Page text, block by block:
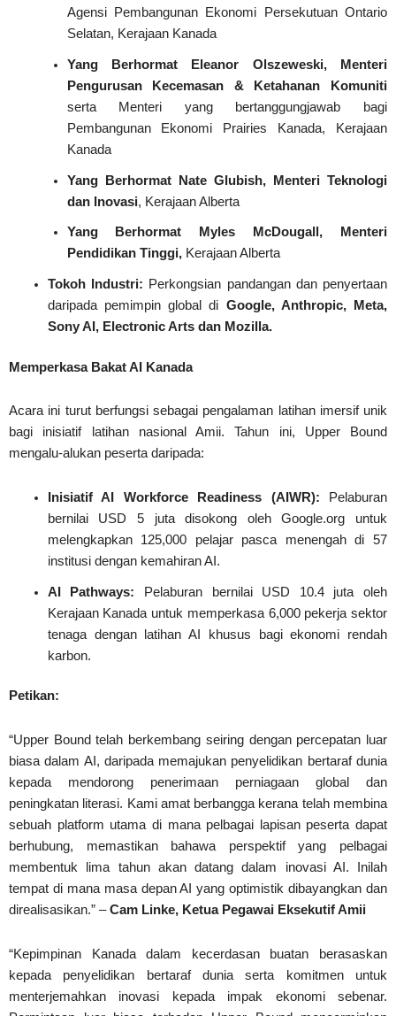
Agensi Pembangunan Ekonomi Persekutuan Ontario
Selatan, Kerajaan Kanada
Yang Berhormat Eleanor Olszeweski, Menteri
Pengurusan Kecemasan & Ketahanan Komuniti
serta Menteri yang bertanggungjawab bagi
Pembangunan Ekonomi Prairies Kanada, Kerajaan
Kanada
Yang Berhormat Nate Glubish, Menteri Teknologi
dan Inovasi, Kerajaan Alberta
Yang Berhormat Myles McDougall, Menteri
Pendidikan Tinggi, Kerajaan Alberta
Tokoh Industri: Perkongsian pandangan dan penyertaan
daripada pemimpin global di Google, Anthropic, Meta,
Sony AI, Electronic Arts dan Mozilla.
Memperkasa Bakat AI Kanada
Acara ini turut berfungsi sebagai pengalaman latihan imersif unik
bagi inisiatif latihan nasional Amii. Tahun ini, Upper Bound
mengalu-alukan peserta daripada:
Inisiatif AI Workforce Readiness (AIWR): Pelaburan
bernilai USD 5 juta disokong oleh Google.org untuk
melengkapkan 125,000 pelajar pasca menengah di 57
institusi dengan kemahiran AI.
AI Pathways: Pelaburan bernilai USD 10.4 juta oleh
Kerajaan Kanada untuk memperkasa 6,000 pekerja sektor
tenaga dengan latihan AI khusus bagi ekonomi rendah
karbon.
Petikan:
“Upper Bound telah berkembang seiring dengan percepatan luar
biasa dalam AI, daripada memajukan penyelidikan bertaraf dunia
kepada mendorong penerimaan perniagaan global dan
peningkatan literasi. Kami amat berbangga kerana telah membina
sebuah platform utama di mana pelbagai lapisan peserta dapat
berhubung, memastikan bahawa perspektif yang pelbagai
membentuk lima tahun akan datang dalam inovasi AI. Inilah
tempat di mana masa depan AI yang optimistik dibayangkan dan
direalisasikan.” –Cam Linke, Ketua Pegawai Eksekutif Amii
“Kepimpinan Kanada dalam kecerdasan buatan berasaskan
kepada penyelidikan bertaraf dunia serta komitmen untuk
menterjemahkan inovasi kepada impak ekonomi sebenar.